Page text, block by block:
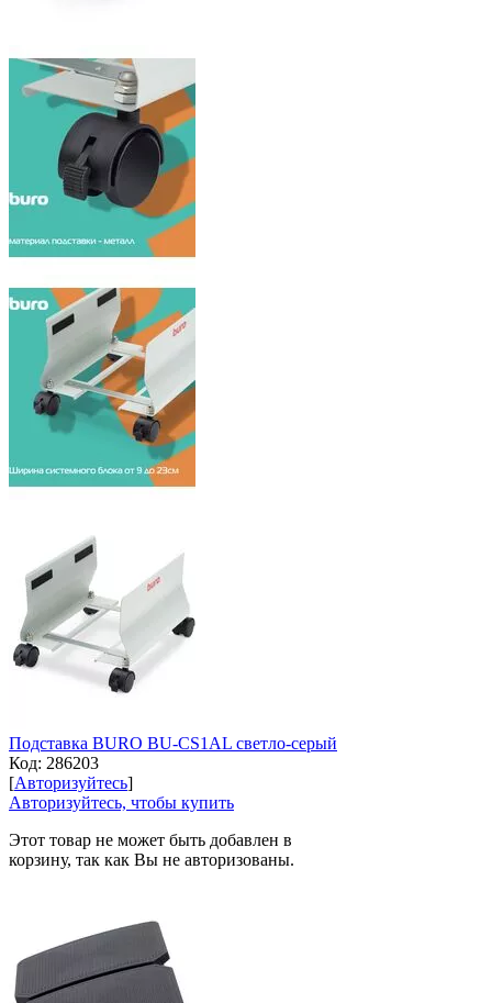
Подставка BURO BU-CS1AL светло-серый
Код: 286203
[Авторизуйтесь]
Авторизуйтесь, чтобы купить
Этот товар не может быть добавлен в
корзину, так как Вы не авторизованы.